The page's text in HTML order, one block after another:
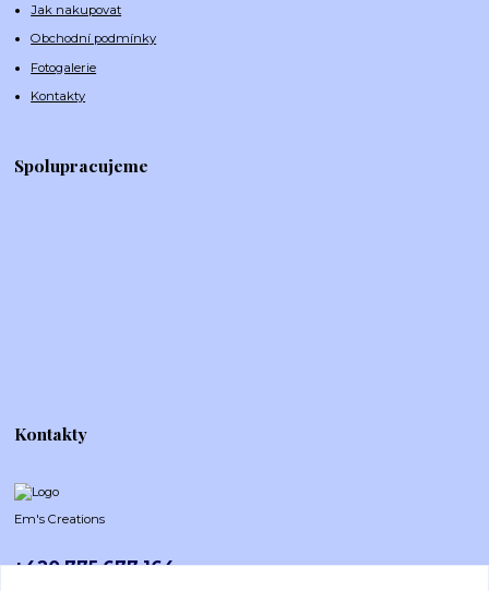
Jak nakupovat
Obchodní podmínky
Fotogalerie
Kontakty
Spolupracujeme
Kontakty
Em's Creations
+420 775 677 164